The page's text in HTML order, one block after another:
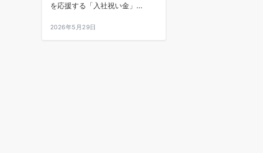
を応援する「入社祝い金」...
2026年5月29日